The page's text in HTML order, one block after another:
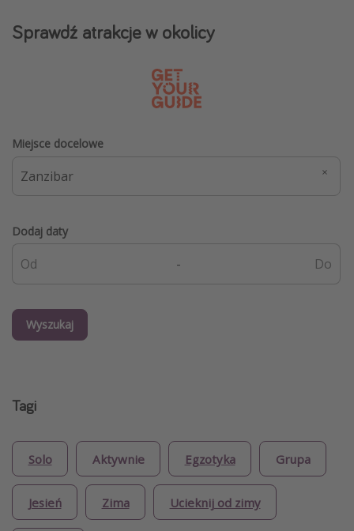
Sprawdź atrakcje w okolicy
Miejsce docelowe
Dodaj daty
-
Wyszukaj
Tagi
Solo Aktywnie Egzotyka Grupa
Jesień Zima Ucieknij od zimy